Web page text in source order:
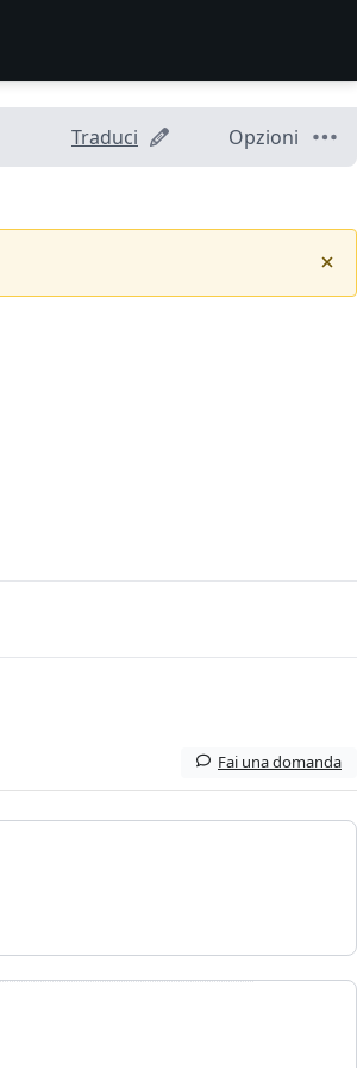
Traduci
Opzioni
Fai una domanda